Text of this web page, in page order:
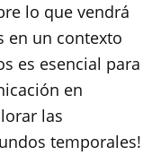
lo que vendrá
en un contexto
es esencial para
en
las
temporales!